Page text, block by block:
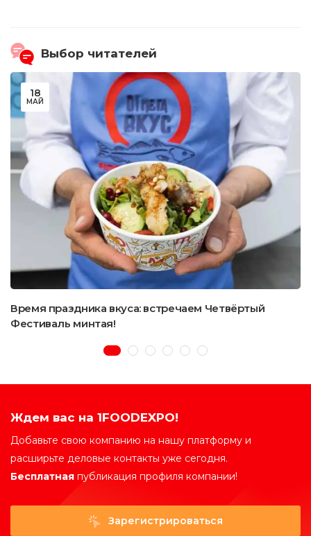
Выбор читателей
18
МАЙ
Время праздника вкуса: встречаем Четвёртый
Фестиваль минтая!
Ждем вас на 1FOODEXPO!
Добавьте свою компанию на нашу платформу и
расширьте деловые контакты уже сегодня.
Бесплатная публикация профиля компании!
Зарегистрироваться